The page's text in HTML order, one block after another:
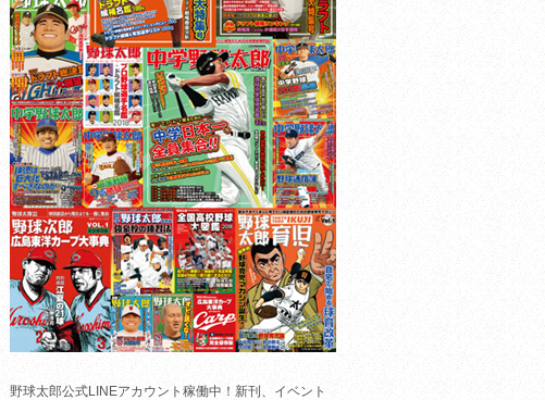
野球太郎公式LINEアカウント稼働中！新刊、イベント